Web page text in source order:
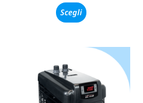
Scegli